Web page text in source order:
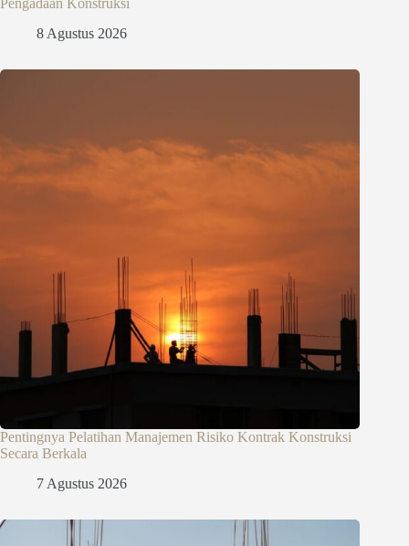
Pengadaan Konstruksi
8 Agustus 2026
Pentingnya Pelatihan Manajemen Risiko Kontrak Konstruksi
Secara Berkala
7 Agustus 2026